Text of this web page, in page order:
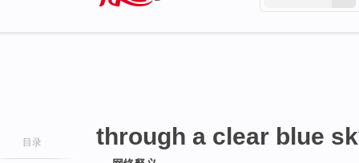
目录 through a clear blue